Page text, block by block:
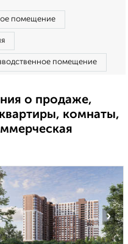
помещение
помещение
о продаже,
комнаты,
›